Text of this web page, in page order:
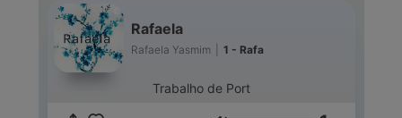
Rafaela
Rafaela Yasmim 1 - Rafa
Trabalho de Port